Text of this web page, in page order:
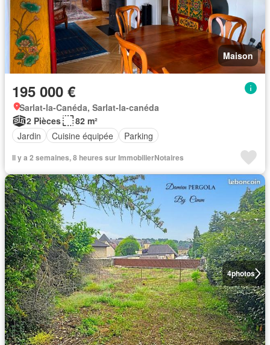
Maison
195 000 €
Sarlat-la-Canéda, Sarlat-la-canéda
2 Pièces
82 m²
Jardin
Cuisine équipée Parking
Il y a 2 semaines, 8 heures sur ImmobilierNotaires
4photos